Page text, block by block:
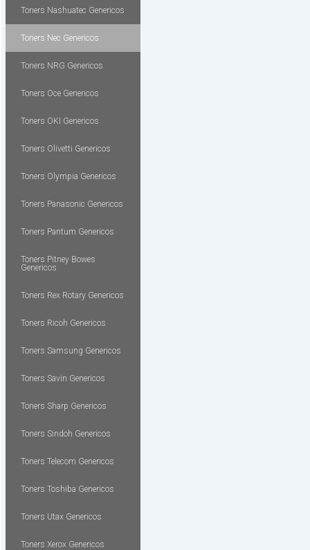
Toners Nashuatec Genericos
Toners Nec Genericos
Toners NRG Genericos
Toners Oce Genericos
Toners OKI Genericos
Toners Olivetti Genericos
Toners Olympia Genericos
Toners Panasonic Genericos
Toners Pantum Genericos
Toners Pitney Bowes
Genericos
Toners Rex Rotary Genericos
Toners Ricoh Genericos
Toners Samsung Genericos
Toners Savin Genericos
Toners Sharp Genericos
Toners Sindoh Genericos
Toners Telecom Genericos
Toners Toshiba Genericos
Toners Utax Genericos
Toners Xerox Genericos